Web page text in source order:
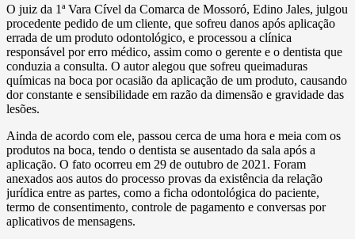
O juiz da 1ª Vara Cível da Comarca de Mossoró, Edino Jales, julgou
procedente pedido de um cliente, que sofreu danos após aplicação
errada de um produto odontológico, e processou a clínica
responsável por erro médico, assim como o gerente e o dentista que
conduzia a consulta. O autor alegou que sofreu queimaduras
químicas na boca por ocasião da aplicação de um produto, causando
dor constante e sensibilidade em razão da dimensão e gravidade das
lesões.
Ainda de acordo com ele, passou cerca de uma hora e meia com os
produtos na boca, tendo o dentista se ausentado da sala após a
aplicação. O fato ocorreu em 29 de outubro de 2021. Foram
anexados aos autos do processo provas da existência da relação
jurídica entre as partes, como a ficha odontológica do paciente,
termo de consentimento, controle de pagamento e conversas por
aplicativos de mensagens.